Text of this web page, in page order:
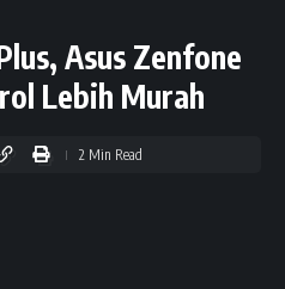
Asus Zenfone
Lebih Murah
2 Min Read